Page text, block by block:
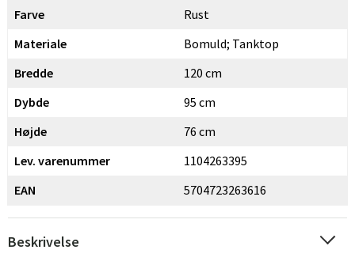
Farve
Rust
Materiale
Bomuld; Tanktop
Bredde
120 cm
Dybde
95 cm
Højde
76 cm
Lev. varenummer
1104263395
EAN
5704723263616
Beskrivelse